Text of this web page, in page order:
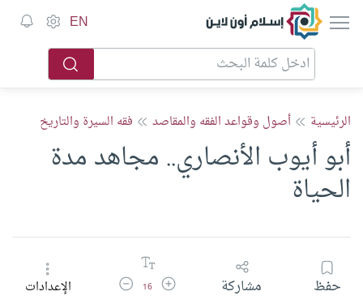
إسلام أون لاين EN
الرئيسية أصول وقواعد الفقه والمقاصد فقه السيرة والتاريخ
أبو أيوب الأنصاري.. مجاهد مدة
الحياة
حفظ مشاركة زيادة حجم الخط
16 تقليل حجم الخطالإعدادات